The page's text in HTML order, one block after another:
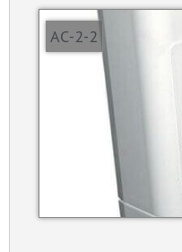
АС-2-2